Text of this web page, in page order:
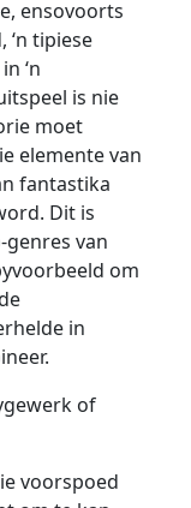
ensovoorts
‘n tipiese
‘n
is nie
moet
elemente van
fantastika
Dit is
van
om
in
of
voorspoed